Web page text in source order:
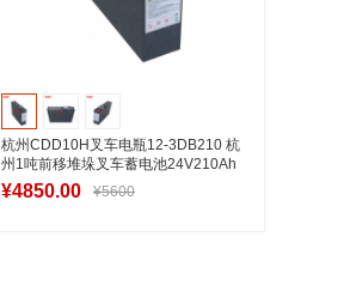
杭州CDD10H叉车电瓶12-3DB210 杭
州1吨前移堆垛叉车蓄电池24V210Ah
¥4850.00 ¥5600